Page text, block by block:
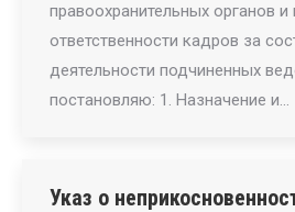
правоохранительных органов
ответственности кадров за
деятельности подчиненных
постановляю: 1. Назначение и…
Указ о